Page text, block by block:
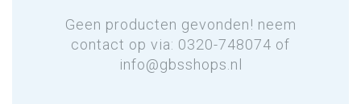
Geen producten gevonden! neem
contact op via: 0320-748074 of
info@gbsshops.nl